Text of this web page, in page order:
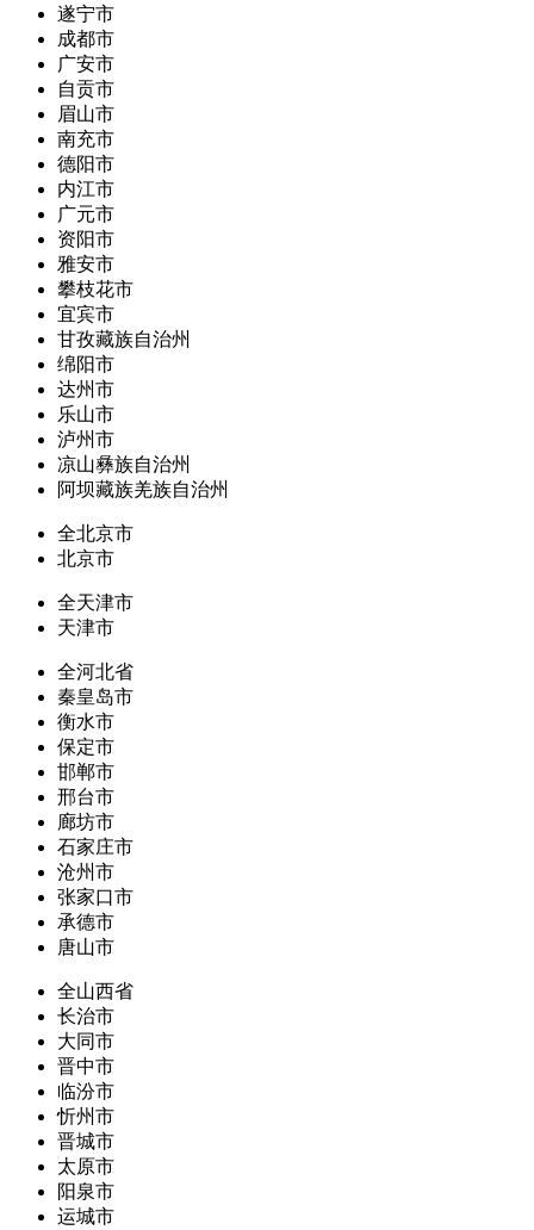
遂宁市
成都市
广安市
自贡市
眉山市
南充市
德阳市
内江市
广元市
资阳市
雅安市
攀枝花市
宜宾市
甘孜藏族自治州
绵阳市
达州市
乐山市
泸州市
凉山彝族自治州
阿坝藏族羌族自治州
全北京市
北京市
全天津市
天津市
全河北省
秦皇岛市
衡水市
保定市
邯郸市
邢台市
廊坊市
石家庄市
沧州市
张家口市
承德市
唐山市
全山西省
长治市
大同市
晋中市
临汾市
忻州市
晋城市
太原市
阳泉市
运城市